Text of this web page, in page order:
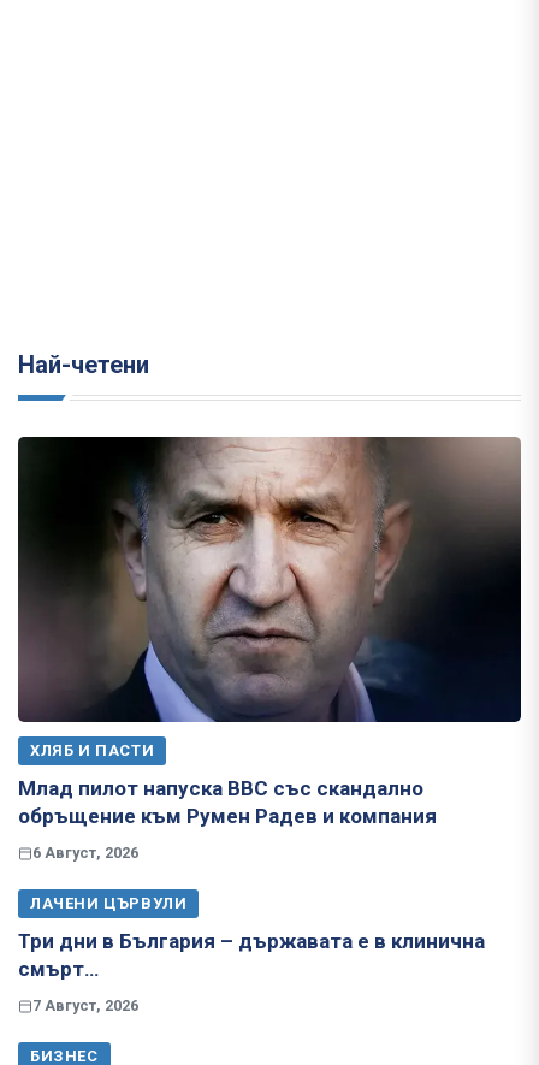
Най-четени
ХЛЯБ И ПАСТИ
Млад пилот напуска ВВС със скандално
обръщение към Румен Радев и компания
6 Август, 2026
ЛАЧЕНИ ЦЪРВУЛИ
Три дни в България – държавата е в клинична
смърт…
7 Август, 2026
БИЗНЕС